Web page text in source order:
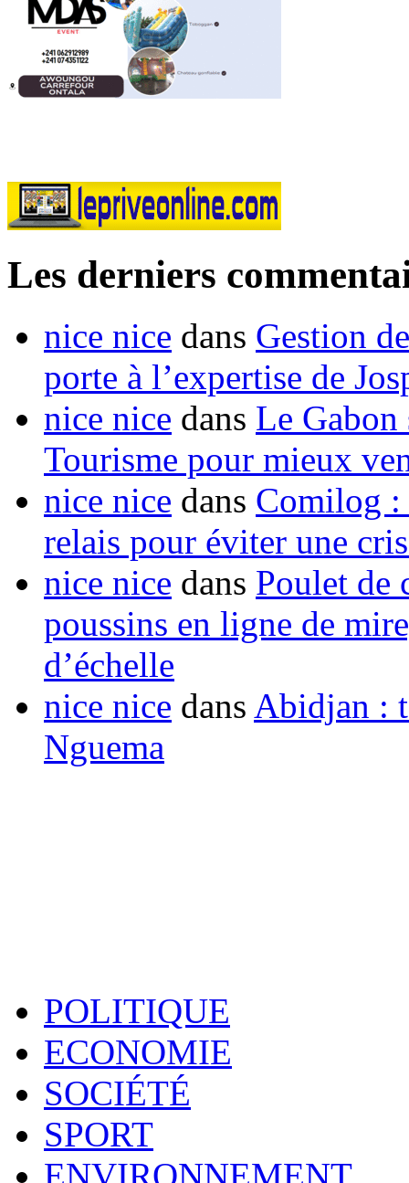
Les derniers
nice nice dans Gestion
porte à l’expertise de
nice nice dans Le Gabon
Tourisme pour mieux
nice nice dans Comilog :
relais pour éviter une
nice nice dans Poulet de
poussins en ligne de
d’échelle
nice nice dans Abidjan :
Nguema
POLITIQUE
ECONOMIE
SOCIÉTÉ
SPORT
ENVIRONNEMENT